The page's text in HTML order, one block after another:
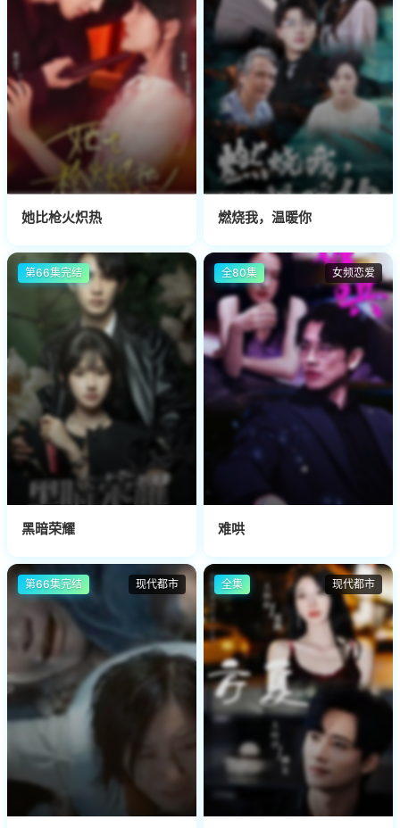
她比枪火炽热 燃烧我，温暖你
第66集完结
黑暗荣耀
女频恋爱
全80集
难哄
现代都市
第66集完结 现代都市
全集